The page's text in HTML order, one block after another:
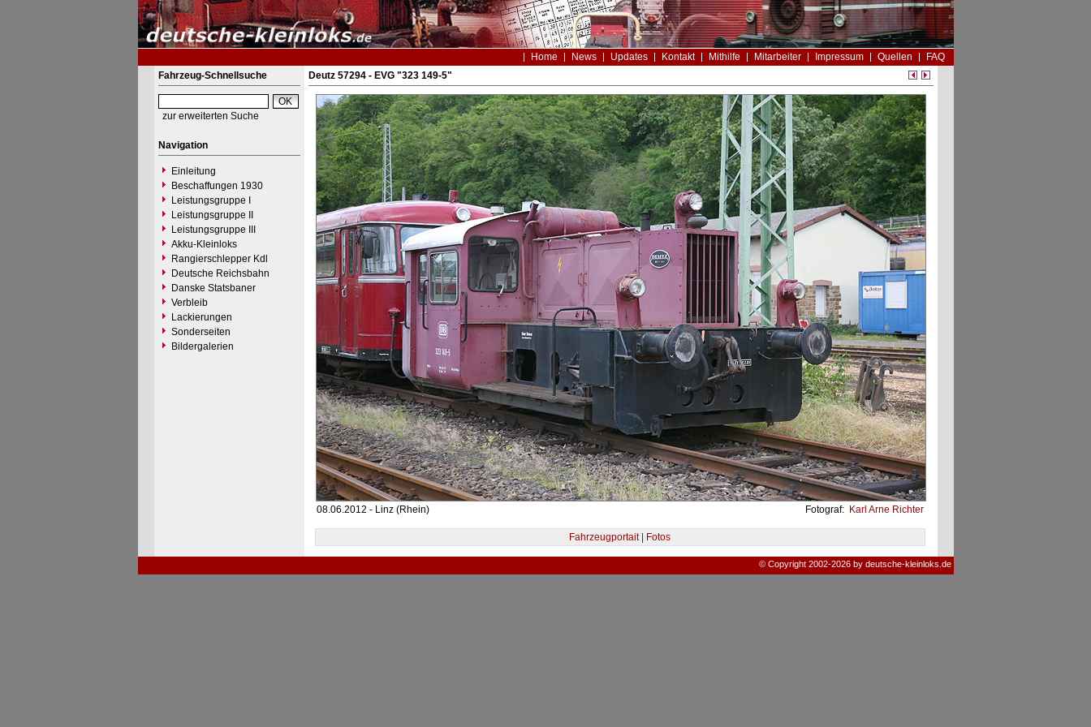
Home News Updates Kontakt Mithilfe Mitarbeiter Impressum Quellen
FAQ
Fahrzeug-Schnellsuche
zur erweiterten Suche
Navigation
Einleitung
Beschaffungen 1930
Leistungsgruppe I
Leistungsgruppe II
Leistungsgruppe III
Akku-Kleinloks
Rangierschlepper Kdl
Deutsche Reichsbahn
Danske Statsbaner
Verbleib
Lackierungen
Sonderseiten
Bildergalerien
Deutz 57294 - EVG "323 149-5"
08.06.2012 - Linz (Rhein) Fotograf: Karl Arne Richter
Fahrzeugportait | Fotos
© Copyright 2002-2026 by deutsche-kleinloks.de